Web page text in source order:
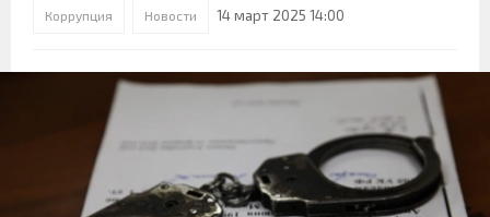
Коррупция Новости 14 март 2025 14:00